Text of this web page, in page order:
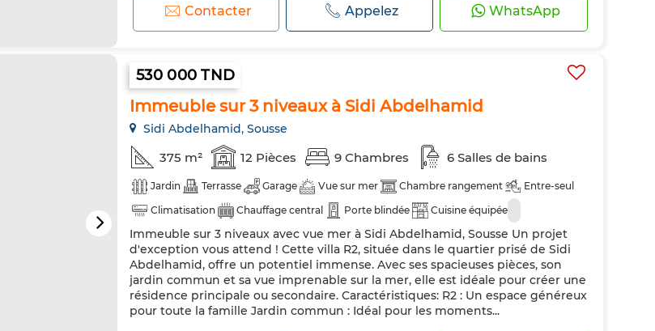
Contacter Appelez WhatsApp
530 000 TND
Immeuble sur 3 niveaux à Sidi Abdelhamid
Sidi Abdelhamid, Sousse
375 m² 12 Pièces 9 Chambres 6 Salles de bains
Jardin Terrasse Garage Vue sur mer Chambre rangement
Entre-seul
Climatisation
Chauffage central Porte blindée Cuisine équipée
Immeuble sur 3 niveaux avec vue mer à Sidi Abdelhamid, Sousse Un projet
d'exception vous attend ! Cette villa R2, située dans le quartier prisé de Sidi
Abdelhamid, offre un potentiel immense. Avec ses spacieuses pièces, son
jardin commun et sa vue imprenable sur la mer, elle est idéale pour créer une
résidence principale ou secondaire. Caractéristiques: R2 : Un espace généreux
pour toute la famille Jardin commun : Idéal pour les moments...